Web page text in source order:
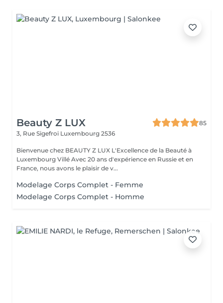
Beauty Z LUX
85
3, Rue Sigefroi Luxembourg 2536
Bienvenue chez BEAUTY Z LUX L'Excellence de la Beauté à
Luxembourg Villé Avec 20 ans d'expérience en Russie et en
France, nous avons le plaisir de v...
Modelage Corps Complet - Femme
Modelage Corps Complet - Homme